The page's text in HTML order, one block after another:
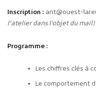
Inscription : ant@ouest-
l’atelier dans l’objet du mail)
Programme :
Les chiffres clés à
Le comportement